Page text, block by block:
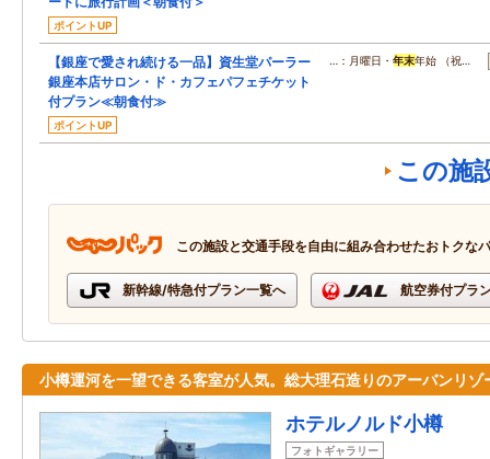
ポイントUP
【銀座で愛され続ける一品】資生堂パーラー
銀座本店サロン・ド・カフェパフェチケット
付プラン≪朝食付≫
ポイントUP
…：月曜日・年末年始 （祝…
この施
この施設と交通手段を自由に組み合わせたおトクな
新幹線/特急付プラン一覧へ 航空券付プラ
小樽運河を一望できる客室が人気。総大理石造りのアーバンリゾ
ホテルノルド小樽
フォトギャラリー